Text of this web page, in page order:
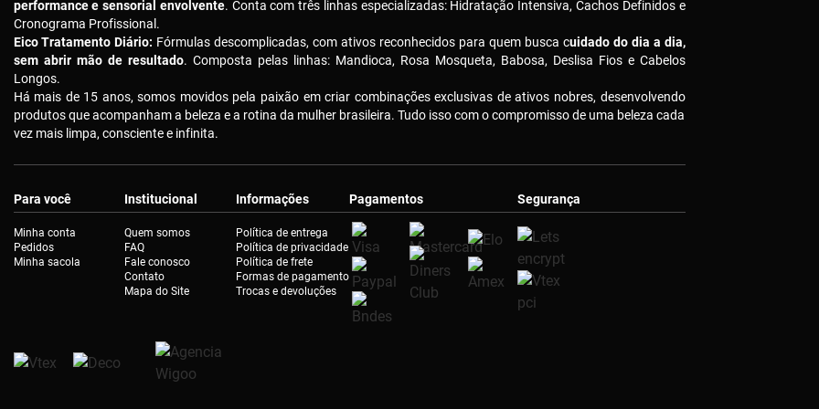
performance e sensorial envolvente. Conta com três linhas especializadas: Hidratação Intensiva, Cachos Definidos e
Cronograma Profissional.
Eico Tratamento Diário: Fórmulas descomplicadas, com ativos reconhecidos para quem busca cuidado do dia a dia,
sem abrir mão de resultado. Composta pelas linhas: Mandioca, Rosa Mosqueta, Babosa, Deslisa Fios e Cabelos
Longos.
Há mais de 15 anos, somos movidos pela paixão em criar combinações exclusivas de ativos nobres, desenvolvendo
produtos que acompanham a beleza e a rotina da mulher brasileira. Tudo isso com o compromisso de uma beleza cada
vez mais limpa, consciente e infinita.
Para você
Minha conta
Pedidos
Minha sacola
Institucional
Quem somos
FAQ
Fale conosco
Contato
Mapa do Site
Informações
Política de entrega
Política de privacidade
Política de frete
Formas de pagamento
Trocas e devoluções
Pagamentos Segurança